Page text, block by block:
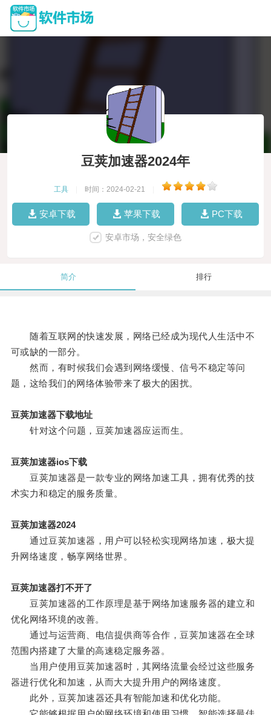
豆荚加速器2024年
工具 时间：2024-02-21
安卓下载 苹果下载 PC下载
安卓市场，安全绿色
简介 排行
随着互联网的快速发展，网络已经成为现代人生活中不
可或缺的一部分。
然而，有时候我们会遇到网络缓慢、信号不稳定等问
题，这给我们的网络体验带来了极大的困扰。
豆荚加速器下载地址
针对这个问题，豆荚加速器应运而生。
豆荚加速器ios下载
豆荚加速器是一款专业的网络加速工具，拥有优秀的技
术实力和稳定的服务质量。
豆荚加速器2024
通过豆荚加速器，用户可以轻松实现网络加速，极大提
升网络速度，畅享网络世界。
豆荚加速器打不开了
豆荚加速器的工作原理是基于网络加速服务器的建立和
优化网络环境的改善。
通过与运营商、电信提供商等合作，豆荚加速器在全球
范围内搭建了大量的高速稳定服务器。
当用户使用豆荚加速器时，其网络流量会经过这些服务
器进行优化和加速，从而大大提升用户的网络速度。
此外，豆荚加速器还具有智能加速和优化功能。